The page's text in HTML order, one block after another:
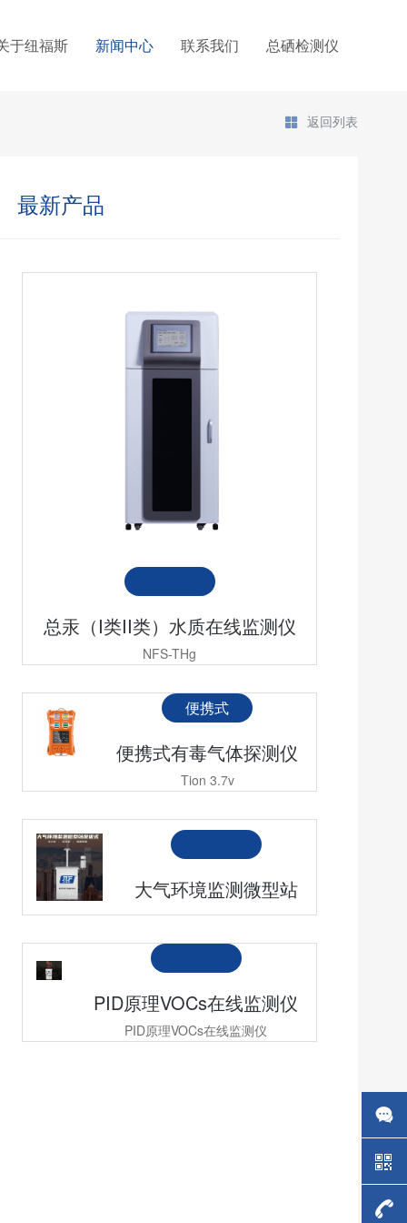
于纽福斯 新闻中心 联系我们 总硒检测仪
返回列表
最新产品
总汞（I类II类）水质在线监测仪
NFS-THg
便携式
便携式有毒气体探测仪
Tion 3.7v
大气环境监测微型站
PID原理VOCs在线监测仪
PID原理VOCs在线监测仪